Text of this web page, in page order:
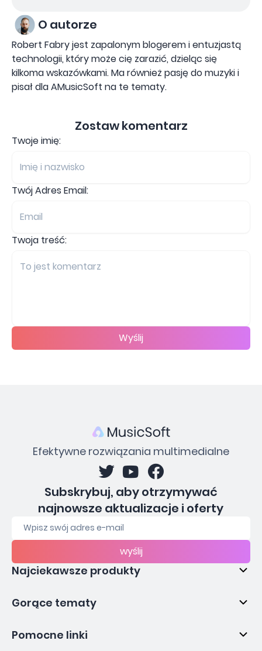
O autorze
Robert Fabry jest zapalonym blogerem i entuzjastą
technologii, który może cię zarazić, dzieląc się
kilkoma wskazówkami. Ma również pasję do muzyki i
pisał dla AMusicSoft na te tematy.
Zostaw komentarz
Twoje imię:
Twój Adres Email:
Twoja treść:
Wyślij
Efektywne rozwiązania multimedialne
Subskrybuj, aby otrzymywać
najnowsze aktualizacje i oferty
wyślij
Najciekawsze produkty
Gorące tematy
Pomocne linki